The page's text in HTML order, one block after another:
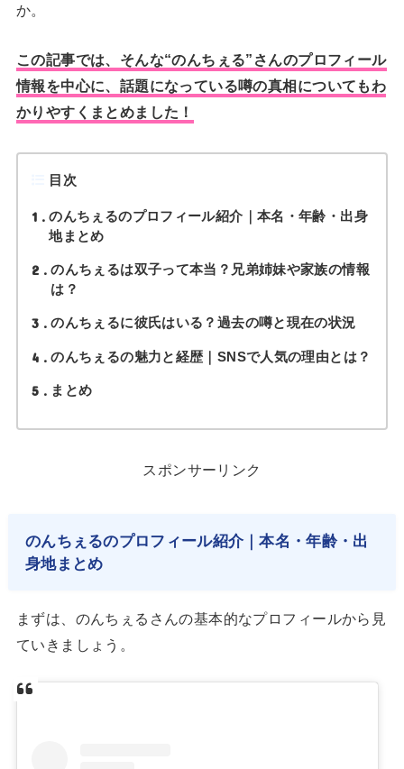
か。
この記事では、そんな“のんちぇる”さんのプロフィール
情報を中心に、話題になっている噂の真相についてもわ
かりやすくまとめました！
目次
1
のんちぇるのプロフィール紹介｜本名・年齢・出身
地まとめ
2
のんちぇるは双子って本当？兄弟姉妹や家族の情報
は？
3 のんちぇるに彼氏はいる？過去の噂と現在の状況
4 のんちぇるの魅力と経歴｜SNSで人気の理由とは？
5 まとめ
スポンサーリンク
のんちぇるのプロフィール紹介｜本名・年齢・出
身地まとめ
まずは、のんちぇるさんの基本的なプロフィールから見
ていきましょう。